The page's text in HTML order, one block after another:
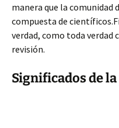
manera que la comunidad
compuesta de
verdad, como toda
revisión.
Significados de